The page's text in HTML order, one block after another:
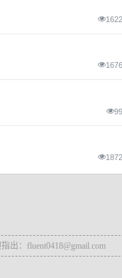
1622
1676
99
1872
出：fluent0418@gmail.com